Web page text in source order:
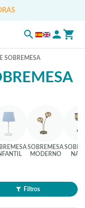
SOBREMESA
SOBREMESA
MODERNO
Filtros